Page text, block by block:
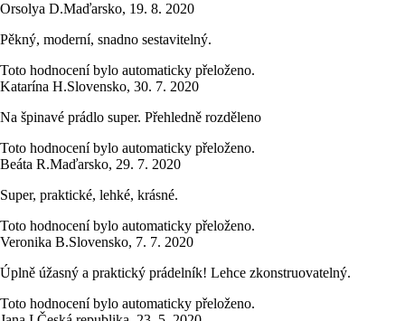
Orsolya D.Maďarsko, 19. 8. 2020
Pěkný, moderní, snadno sestavitelný.
Toto hodnocení bylo automaticky přeloženo.
Katarína H.Slovensko, 30. 7. 2020
Na špinavé prádlo super. Přehledně rozděleno
Toto hodnocení bylo automaticky přeloženo.
Beáta R.Maďarsko, 29. 7. 2020
Super, praktické, lehké, krásné.
Toto hodnocení bylo automaticky přeloženo.
Veronika B.Slovensko, 7. 7. 2020
Úplně úžasný a praktický prádelník! Lehce zkonstruovatelný.
Toto hodnocení bylo automaticky přeloženo.